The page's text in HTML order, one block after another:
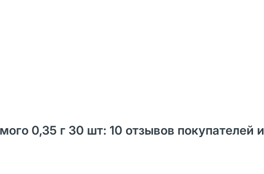
0,35 г 30 шт: 10 отзывов покупателей и